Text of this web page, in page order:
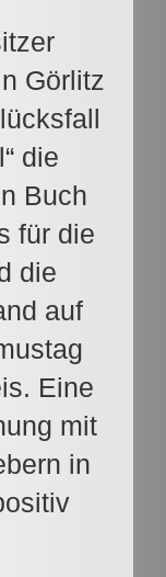
Görlitz
die
Buch
für die
die
auf
Eine
mit
in